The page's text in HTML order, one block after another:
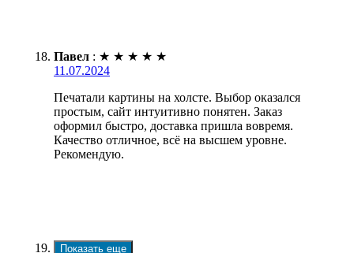
Павел : ★ ★ ★ ★ ★
11.07.2024
Печатали картины на холсте. Выбор оказался
простым, сайт интуитивно понятен. Заказ
оформил быстро, доставка пришла вовремя.
Качество отличное, всё на высшем уровне.
Рекомендую.
Показать еще